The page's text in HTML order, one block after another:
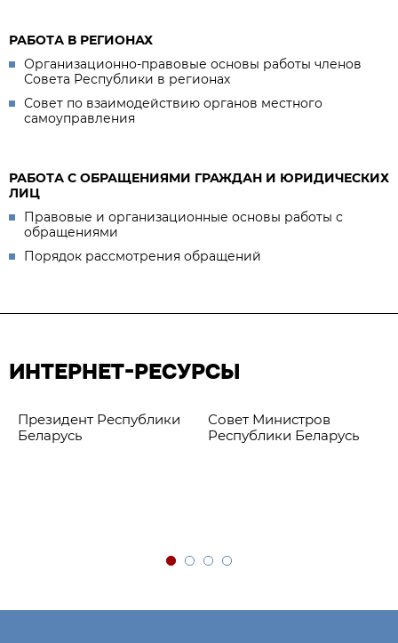
РАБОТА В РЕГИОНАХ
Организационно-правовые основы работы членов
Совета Республики в регионах
Совет по взаимодействию органов местного
самоуправления
РАБОТА С ОБРАЩЕНИЯМИ ГРАЖДАН И ЮРИДИЧЕСКИХ
ЛИЦ
Правовые и организационные основы работы с
обращениями
Порядок рассмотрения обращений
ИНТЕРНЕТ-РЕСУРСЫ
Президент Республики
Беларусь
Совет Министров
Республики Беларусь